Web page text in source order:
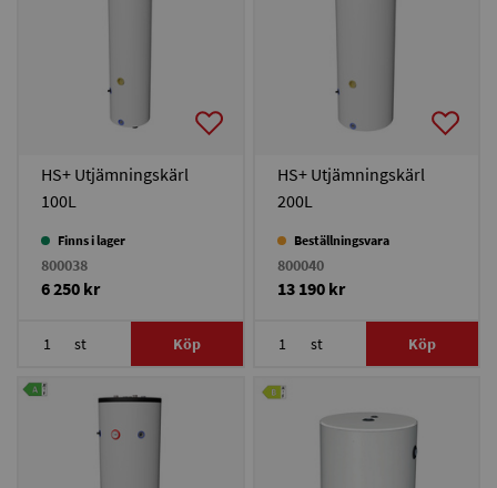
HS+ Utjämningskärl
100L
Finns i lager
800038
6 250 kr
st Köp
HS+ Utjämningskärl
200L
Beställningsvara
800040
13 190 kr
st Köp